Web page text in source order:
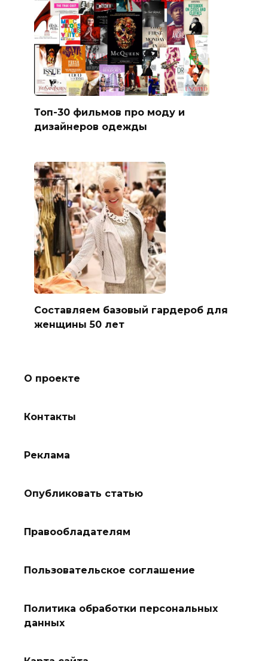
Топ-30 фильмов про моду и
дизайнеров одежды
Составляем базовый гардероб для
женщины 50 лет
О проекте
Контакты
Реклама
Опубликовать статью
Правообладателям
Пользовательское соглашение
Политика обработки персональных
данных